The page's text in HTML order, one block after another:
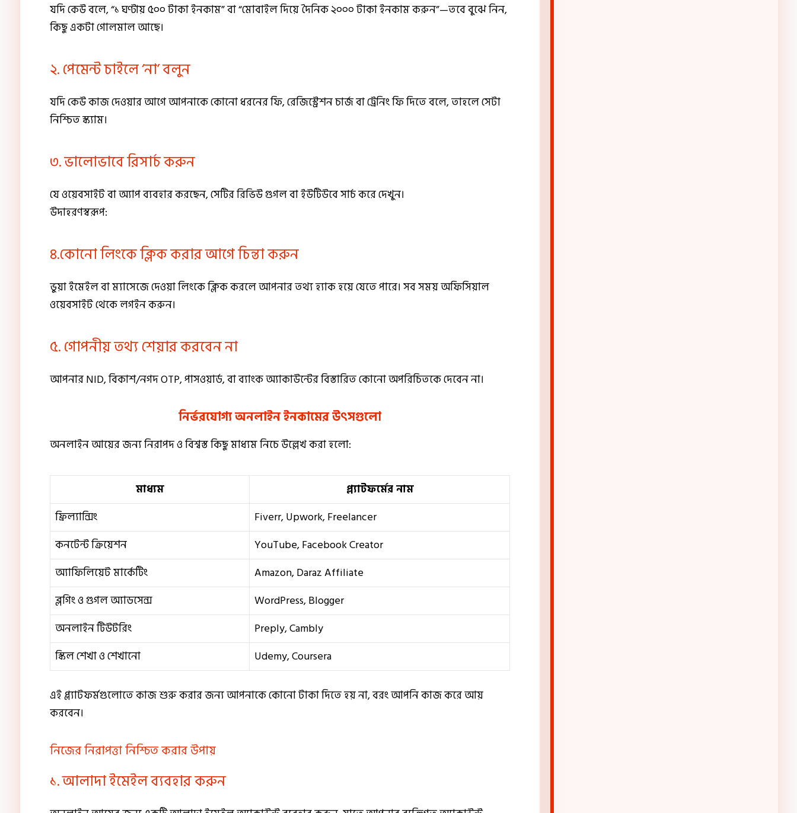
যদি কেউ বলে, “১ ঘণ্টায় ৫০০ টাকা ইনকাম” বা “মোবাইল দিয়ে দৈনিক ২০০০ টাকা ইনকাম করুন”—তবে বুঝে নিন,
কিছু একটা গোলমাল আছে।
২. পেমেন্ট চাইলে ‘না’ বলুন
যদি কেউ কাজ দেওয়ার আগে আপনাকে কোনো ধরনের ফি, রেজিস্ট্রেশন চার্জ বা ট্রেনিং ফি দিতে বলে, তাহলে সেটা
নিশ্চিত স্ক্যাম।
৩. ভালোভাবে রিসার্চ করুন
যে ওয়েবসাইট বা অ্যাপ ব্যবহার করছেন, সেটির রিভিউ গুগল বা ইউটিউবে সার্চ করে দেখুন।
উদাহরণস্বরূপ:
৪.কোনো লিংকে ক্লিক করার আগে চিন্তা করুন
ভুয়া ইমেইল বা ম্যাসেজে দেওয়া লিংকে ক্লিক করলে আপনার তথ্য হ্যাক হয়ে যেতে পারে। সব সময় অফিসিয়াল
ওয়েবসাইট থেকে লগইন করুন।
৫. গোপনীয় তথ্য শেয়ার করবেন না
আপনার NID, বিকাশ/নগদ OTP, পাসওয়ার্ড, বা ব্যাংক অ্যাকাউন্টের বিস্তারিত কোনো অপরিচিতকে দেবেন না।
নির্ভরযোগ্য অনলাইন ইনকামের উৎসগুলো
অনলাইন আয়ের জন্য নিরাপদ ও বিশ্বস্ত কিছু মাধ্যম নিচে উল্লেখ করা হলো:
মাধ্যম
প্ল্যাটফর্মের নাম
ফ্রিল্যান্সিং
Fiverr, Upwork, Freelancer
কনটেন্ট ক্রিয়েশন
YouTube, Facebook Creator
অ্যাফিলিয়েট মার্কেটিং
Amazon, Daraz Affiliate
ব্লগিং ও গুগল অ্যাডসেন্স
WordPress, Blogger
অনলাইন টিউটরিং
Preply, Cambly
স্কিল শেখা ও শেখানো
Udemy, Coursera
এই প্ল্যাটফর্মগুলোতে কাজ শুরু করার জন্য আপনাকে কোনো টাকা দিতে হয় না, বরং আপনি কাজ করে আয়
করবেন।
নিজের নিরাপত্তা নিশ্চিত করার উপায়
১. আলাদা ইমেইল ব্যবহার করুন